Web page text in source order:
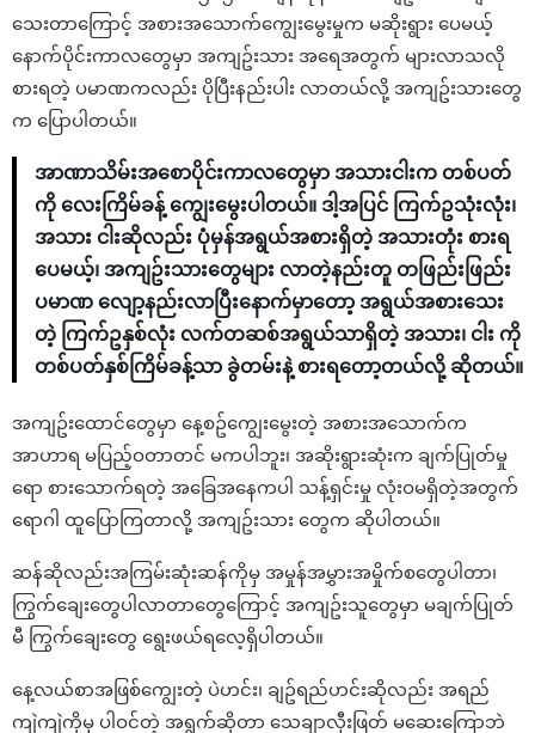
သေးတာ‌ကြောင့် အစားအသောက်ကျွေးမွေးမှုက မဆိုးရွား ပေမယ့်
နောက်ပိုင်းကာလတွေမှာ အကျဥ်းသား အရေအတွက် များလာသလို
စားရတဲ့ ပမာဏကလည်း ပိုပြီးနည်းပါး လာတယ်လို့ အကျဥ်းသားတွေ
က ပြောပါတယ်။
အာဏာသိမ်းအစောပိုင်းကာလတွေမှာ အသားငါးက တစ်ပတ်
ကို လေးကြိမ်ခန့် ကျွေးမွေးပါတယ်။ ဒါ့အပြင် ကြက်ဥသုံးလုံး၊
အသား ငါးဆိုလည်း ပုံမှန်အရွယ်အစားရှိတဲ့ အသားတုံး စားရ
ပေမယ့်၊ အကျဥ်းသားတွေများ လာတဲ့နည်းတူ တဖြည်းဖြည်း
ပမာဏ လျော့နည်းလာပြီးနောက်မှာတော့ အရွယ်အစားသေး
တဲ့ ကြက်ဥနှစ်လုံး လက်တဆစ်အရွယ်သာရှိတဲ့ အသား၊ ငါး ကို
တစ်ပတ်နှစ်ကြိမ်ခန့်သာ ခွဲတမ်းနဲ့ စားရတော့တယ်လို့ ဆိုတယ်။
အကျဥ်းထောင်တွေမှာ နေ့စဥ်ကျွေးမွေးတဲ့ အစားအသောက်က
အာဟာရ မပြည့်ဝတာတင် မကပါဘူး၊ အဆိုးရွားဆုံးက ချက်ပြုတ်မှု
ရော စားသောက်ရတဲ့ အခြေအနေကပါ သန့်ရှင်းမှု လုံးဝမရှိတဲ့အတွက်
ရောဂါ ထူပြောကြတာလို့ အကျဥ်းသား တွေက ဆိုပါတယ်။
ဆန်ဆိုလည်းအကြမ်းဆုံးဆန်ကိုမှ အမှုန်အမွှားအမှိုက်စတွေပါတာ၊
ကြွက်ချေးတွေပါလာတာတွေကြောင့် အကျဥ်းသူတွေမှာ မချက်ပြုတ်
မီ ကြွက်ချေးတွေ ရွေးဖယ်ရလေ့ရှိပါတယ်။
နေ့လယ်စာအဖြစ်ကျွေးတဲ့ ပဲဟင်း၊ ချဥ်ရည်ဟင်းဆိုလည်း အရည်
ကျဲကျဲကိုမှ ပါဝင်တဲ့ အရွက်ဆိုတာ သေချာလှီးဖြတ် မဆေးကြောဘဲ